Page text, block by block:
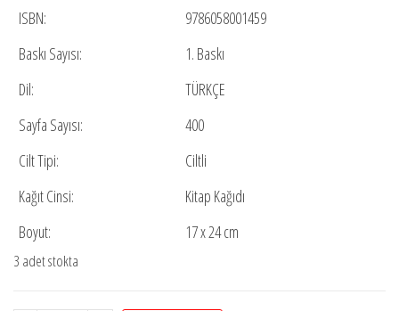
ISBN:
9786058001459
Baskı Sayısı:
1. Baskı
Dil:
TÜRKÇE
Sayfa Sayısı:
400
Cilt Tipi:
Ciltli
Kağıt Cinsi:
Kitap Kağıdı
Boyut:
17 x 24 cm
3 adet stokta